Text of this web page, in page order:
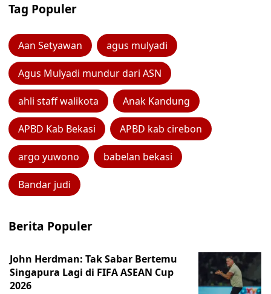
Tag Populer
Aan Setyawan agus mulyadi
Agus Mulyadi mundur dari ASN
ahli staff walikota Anak Kandung
APBD Kab Bekasi APBD kab cirebon
argo yuwono babelan bekasi
Bandar judi
Berita Populer
John Herdman: Tak Sabar Bertemu
Singapura Lagi di FIFA ASEAN Cup
2026